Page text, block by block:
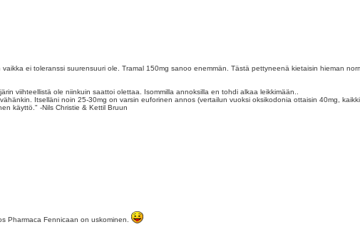
ei toleranssi suurensuuri ole. Tramal 150mg sanoo enemmän. Tästä pettyneenä kietaisin hieman
viihteellistä ole niinkuin saattoi olettaa. Isommilla annoksilla en tohdi alkaa leikkimään..
Itselläni noin 25-30mg on varsin euforinen annos (vertailun vuoksi oksikodonia ottaisin 40mg,
käyttö." -Nils Christie & Kettil Bruun
Pharmaca Fennicaan on uskominen.